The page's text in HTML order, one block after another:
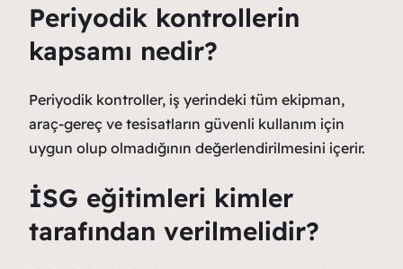
Periyodik kontrollerin
kapsamı nedir?
Periyodik kontroller, iş yerindeki tüm ekipman,
araç-gereç ve tesisatların güvenli kullanım için
uygun olup olmadığının değerlendirilmesini içerir.
İSG eğitimleri kimler
tarafından verilmelidir?